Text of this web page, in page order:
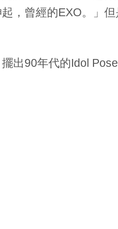
，曾經的EXO。」
出90年代的Idol Pose